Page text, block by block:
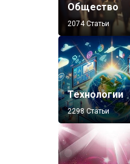
Общество
2074 Статьи
Технологии
2298 Статьи